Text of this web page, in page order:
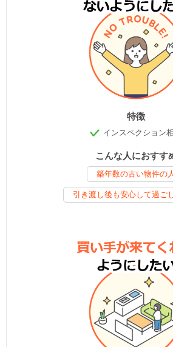
特徴
インスペクション
こんな人におすす
築年数の古い物件の人
引き渡し後も安心して過ご